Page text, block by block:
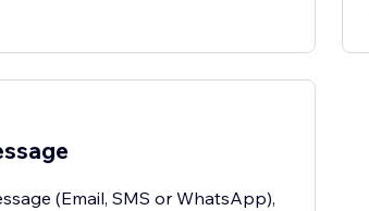
(Email, SMS or WhatsApp),